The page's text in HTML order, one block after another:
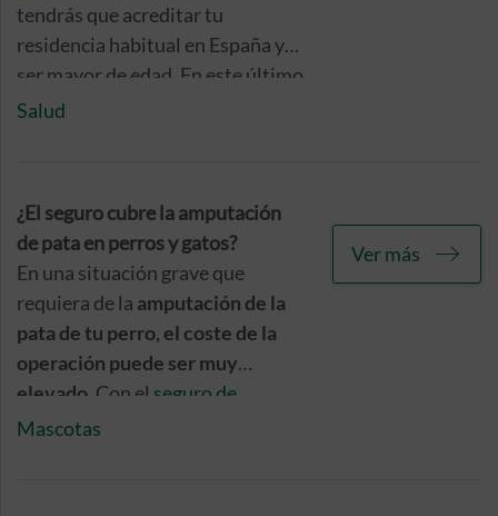
tendrás que acreditar tu
residencia habitual en España y
ser mayor de edad. En este último
caso, si tu intención es que la
padre, madre o tutor legal.
Salud
¿El seguro cubre la amputación
de pata en perros y gatos?
En una situación grave que
requiera de la amputación de la
pata de tu perro, el coste de la
operación puede ser muy
elevado . Con el seguro de
mascotas de Caser
Mascotas
Ver más